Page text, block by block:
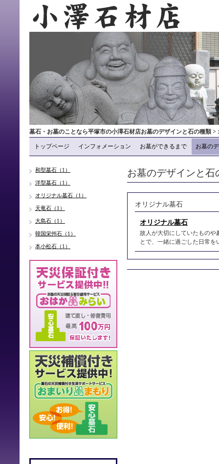
墓石・お墓のことなら平塚市の小澤石材店お墓のデザインと石の種類 >
トップページ インフォメーション お墓ができるまで お墓の
お墓のデザインと石
オリジナル墓石
オリジナル墓石
故人が大切にしていたものや
とで、一緒に過ごした日常
和型墓石（1）
洋型墓石（1）
オリジナル墓石（1）
天竜石（1）
大島石（1）
韓国栄州石（1）
本小松石（1）